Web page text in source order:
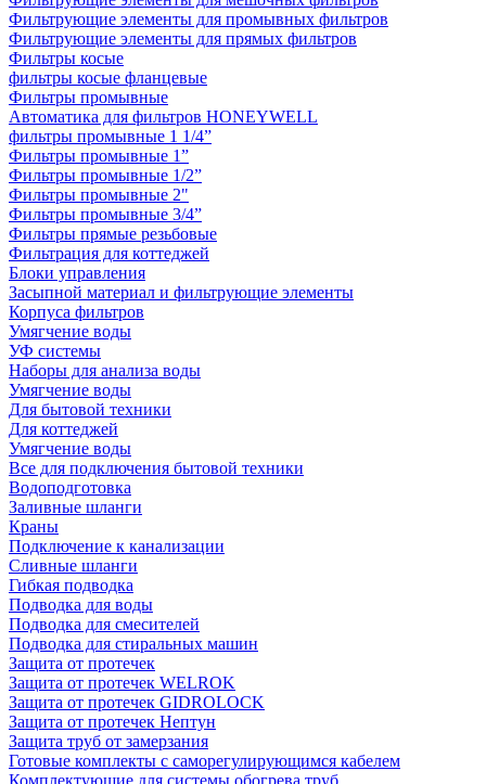
Фильтрующие элементы для промывных фильтров
Фильтрующие элементы для прямых фильтров
Фильтры косые
фильтры косые фланцевые
Фильтры промывные
Автоматика для фильтров HONEYWELL
фильтры промывные 1 1/4”
Фильтры промывные 1”
Фильтры промывные 1/2”
Фильтры промывные 2"
Фильтры промывные 3/4”
Фильтры прямые резьбовые
Фильтрация для коттеджей
Блоки управления
Засыпной материал и фильтрующие элементы
Корпуса фильтров
Умягчение воды
УФ системы
Наборы для анализа воды
Умягчение воды
Для бытовой техники
Для коттеджей
Умягчение воды
Все для подключения бытовой техники
Водоподготовка
Заливные шланги
Краны
Подключение к канализации
Сливные шланги
Гибкая подводка
Подводка для воды
Подводка для смесителей
Подводка для стиральных машин
Защита от протечек
Защита от протечек WELROK
Защита от протечек GIDROLOCK
Защита от протечек Нептун
Защита труб от замерзания
Готовые комплекты с саморегулирующимся кабелем
Комплектующие для системы обогрева труб